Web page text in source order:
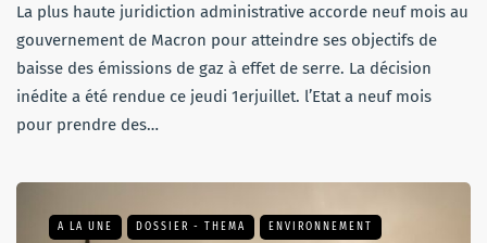
La plus haute juridiction administrative accorde neuf mois au
gouvernement de Macron pour atteindre ses objectifs de
baisse des émissions de gaz à effet de serre. La décision
inédite a été rendue ce jeudi 1erjuillet. l’Etat a neuf mois
pour prendre des…
A LA UNE DOSSIER - THEMA ENVIRONNEMENT